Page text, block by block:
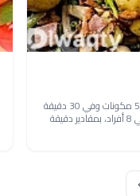
طريقة عمل بطاطس صغيرة سوتيه خطوة بخطوة بـ5 مكونات وفي 30 دقيقة
فقط. وصفة سهلة ومجرّبة من مطبخ دلوقتي تكفي 8 أفراد، بمقادير دقيقة